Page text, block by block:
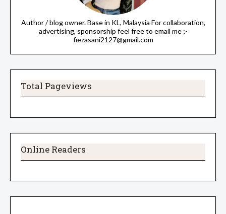
Author / blog owner. Base in KL, Malaysia For collaboration,
advertising, sponsorship feel free to email me ;-
fiezasani2127@gmail.com
Total Pageviews
Online Readers